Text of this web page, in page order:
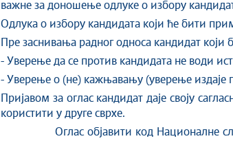
важне за доношење одлуке о избору
Одлука о избору кандидата који ће бити
Пре заснивања радног односа кандидат који
- Уверење да се против кандидата не води
- Уверење о (не) кажњавању (уверење издаје
Пријавом за оглас кандидат даје своју
користити у друге сврхе.
Оглас објавити код Националне